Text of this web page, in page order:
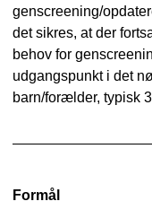
genscreening/
det sikres, at der
behov for
udgangspunkt i det
barn/forælder, typisk
Formål